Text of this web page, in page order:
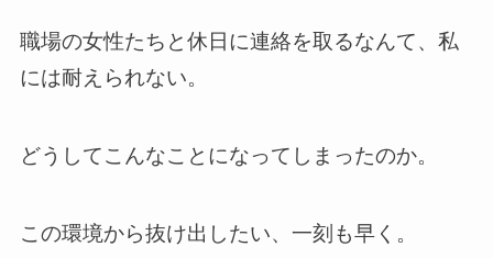
職場の女性たちと休日に連絡を取るなんて、私
には耐えられない。
どうしてこんなことになってしまったのか。
この環境から抜け出したい、一刻も早く。